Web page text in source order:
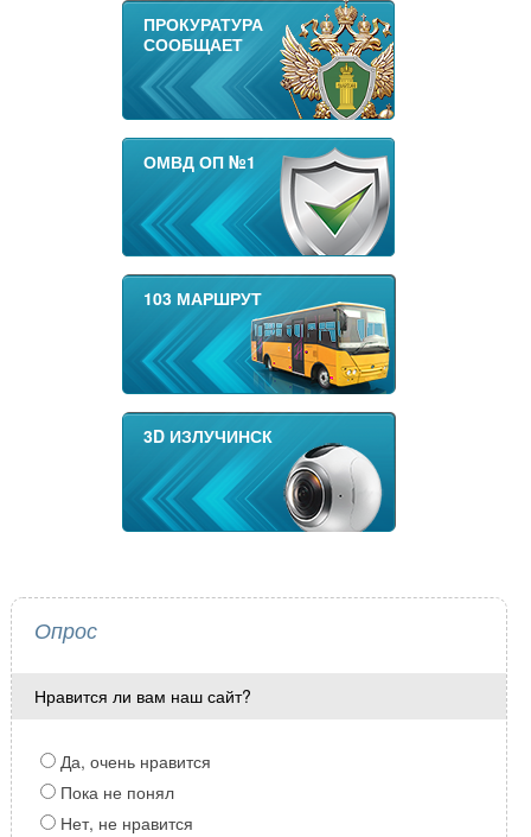
ПРОКУРАТУРА
СООБЩАЕТ
ОМВД ОП №1
103 МАРШРУТ
3D ИЗЛУЧИНСК
Опрос
Нравится ли вам наш сайт?
Да, очень нравится
Пока не понял
Нет, не нравится